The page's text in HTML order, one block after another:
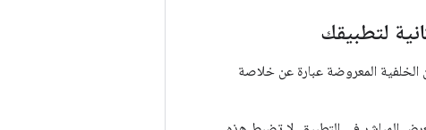
الخلفية المعروضة عبارة عن خلاصة